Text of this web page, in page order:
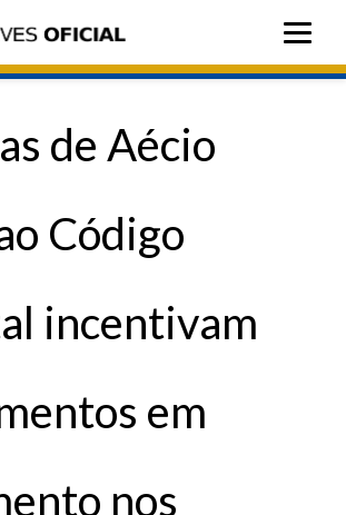
de Aécio
Código
incentivam
em
nos